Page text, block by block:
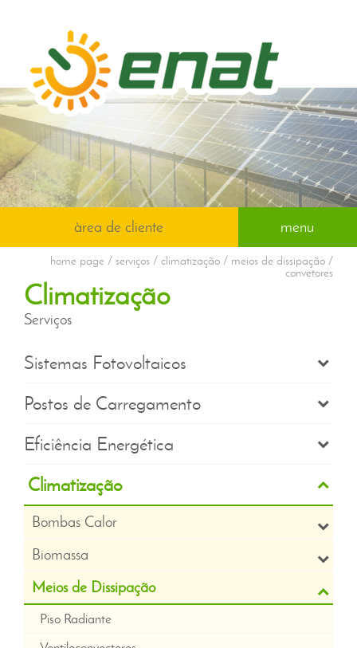
àrea de cliente menu
home page / serviços / climatização / meios de dissipação /
convetores
Climatização
Serviços
Sistemas Fotovoltaicos
Postos de Carregamento
Eficiência Energética
Climatização
Bombas Calor
Biomassa
Meios de Dissipação
Piso Radiante